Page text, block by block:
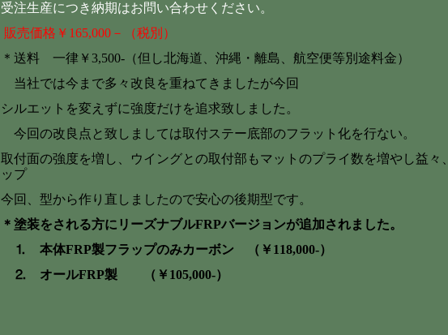
受注生産につき納期はお問い合わせください。
販売価格￥165,000－（税別）
＊送料 一律￥3,500‐（但し北海道、沖縄・離島、航空便等別途料金）
当社では今まで多々改良を重ねてきましたが今回
シルエットを変えずに強度だけを追求致しました。
今回の改良点と致しましては取付ステー底部のフラット化を行ない。
取付面の強度を増し、ウイングとの取付部もマットのプライ数を増やし益々、
ップ
今回、型から作り直しましたので安心の後期型です。
＊塗装をされる方にリーズナブルFRPバージョンが追加されました。
⒈ 本体FRP製フラップのみカーボン （￥118,000‐）
⒉ オールFRP製 （￥105,000‐）